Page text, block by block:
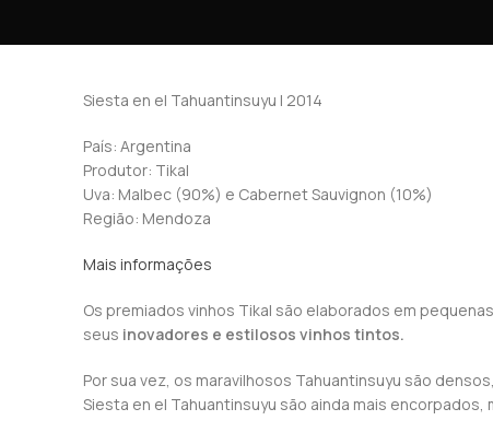
Siesta en el Tahuantinsuyu | 2014
País: Argentina
Produtor: Tikal
Uva: Malbec (90%) e Cabernet Sauvignon (10%)
Região: Mendoza
Mais informações
Os premiados vinhos Tikal são elaborados em
seus inovadores e estilosos vinhos tintos.
Por sua vez, os maravilhosos Tahuantinsuyu são
Siesta en el Tahuantinsuyu são ainda mais